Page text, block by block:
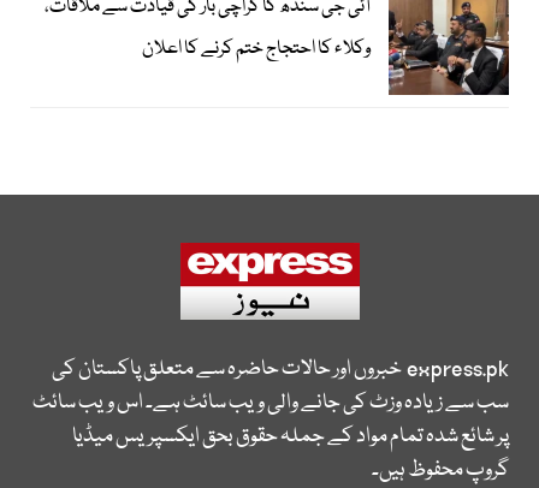
آئی جی سندھ کا کراچی بار کی قیادت سے ملاقات،
وکلاء کا احتجاج ختم کرنے کا اعلان
express.pkخبروں اور حالات حاضرہ سے متعلق پاکستان کی
سب سے زیادہ وزٹ کی جانے والی ویب سائٹ ہے۔ اس ویب سائٹ
پر شائع شدہ تمام مواد کے جملہ حقوق بحق ایکسپریس میڈیا
گروپ محفوظ ہیں۔